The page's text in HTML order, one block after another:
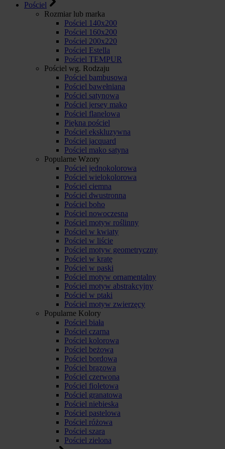
Pościel
Rozmiar lub marka
Pościel 140x200
Pościel 160x200
Pościel 200x220
Pościel Estella
Pościel TEMPUR
Pościel wg. Rodzaju
Pościel bambusowa
Pościel bawełniana
Pościel satynowa
Pościel jersey mako
Pościel flanelowa
Piękna pościel
Pościel ekskluzywna
Pościel jacquard
Pościel mako satyna
Popularne Wzory
Pościel jednokolorowa
Pościel wielokolorowa
Pościel ciemna
Pościel dwustronna
Pościel boho
Pościel nowoczesna
Pościel motyw roślinny
Pościel w kwiaty
Pościel w liście
Pościel motyw geometryczny
Pościel w kratę
Pościel w paski
Pościel motyw ornamentalny
Pościel motyw abstrakcyjny
Pościel w ptaki
Pościel motyw zwierzęcy
Popularne Kolory
Pościel biała
Pościel czarna
Pościel kolorowa
Pościel beżowa
Pościel bordowa
Pościel brązowa
Pościel czerwona
Pościel fioletowa
Pościel granatowa
Pościel niebieska
Pościel pastelowa
Pościel różowa
Pościel szara
Pościel zielona